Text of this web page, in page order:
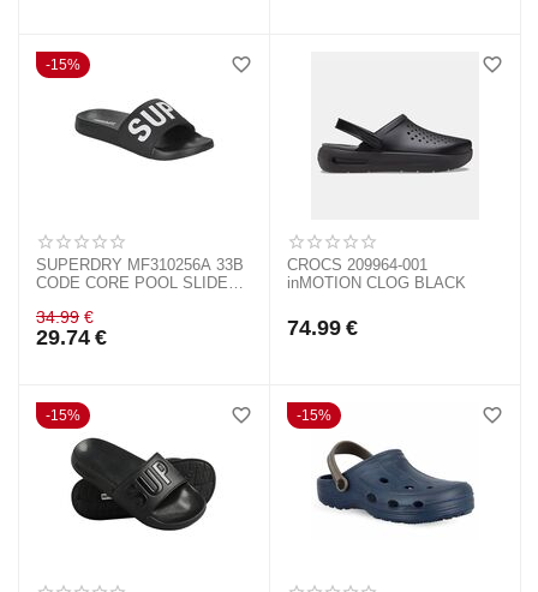
15%
SUPERDRY MF310256A 33B
CODE CORE POOL SLIDE
34.99 €
29.74 €
CROCS 209964-001
inMOTION CLOG BLACK
74.99 €
15% 15%